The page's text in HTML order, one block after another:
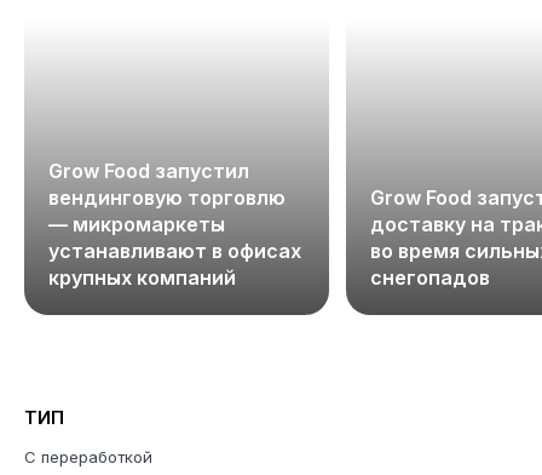
Grow Food запустил
вендинговую торговлю
— микромаркеты
устанавливают в офисах
крупных компаний
Grow Food
доставку на
во время
снегопадов
ТИП
С переработкой